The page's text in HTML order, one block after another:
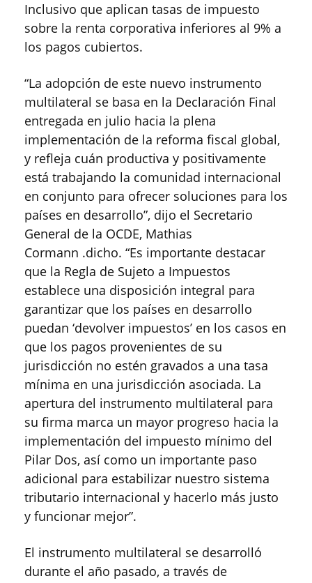
Inclusivo que aplican tasas de impuesto
sobre la renta corporativa inferiores al 9% a
los pagos cubiertos.
“La adopción de este nuevo instrumento
multilateral se basa en la Declaración Final
entregada en julio hacia la plena
implementación de la reforma fiscal global,
y refleja cuán productiva y positivamente
está trabajando la comunidad internacional
en conjunto para ofrecer soluciones para los
países en desarrollo”, dijo el Secretario
General de la OCDE, Mathias
Cormann .dicho. “Es importante destacar
que la Regla de Sujeto a Impuestos
establece una disposición integral para
garantizar que los países en desarrollo
puedan ‘devolver impuestos’ en los casos en
que los pagos provenientes de su
jurisdicción no estén gravados a una tasa
mínima en una jurisdicción asociada. La
apertura del instrumento multilateral para
su firma marca un mayor progreso hacia la
implementación del impuesto mínimo del
Pilar Dos, así como un importante paso
adicional para estabilizar nuestro sistema
tributario internacional y hacerlo más justo
y funcionar mejor”.
El instrumento multilateral se desarrolló
durante el año pasado, a través de